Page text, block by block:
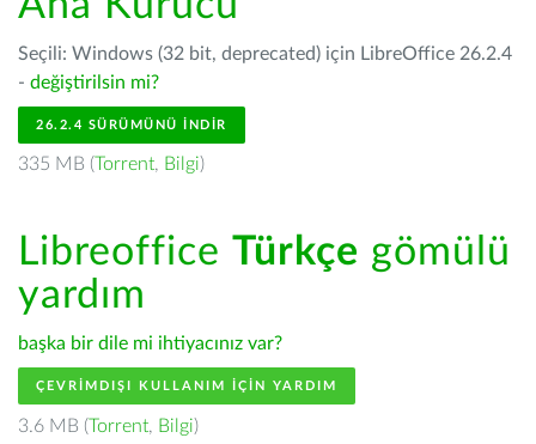
Seçili: Windows (32 bit, deprecated) için LibreOffice 26.2.4
- değiştirilsin mi?
26.2.4 SÜRÜMÜNÜ İNDIR
335 MB (Torrent, Bilgi)
Libreoffice Türkçe gömülü
yardım
başka bir dile mi ihtiyacınız var?
ÇEVRIMDIŞI KULLANIM IÇIN YARDIM
3.6 MB (Torrent, Bilgi)